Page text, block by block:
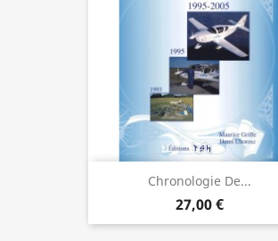
Chronologie De...
27,00 €